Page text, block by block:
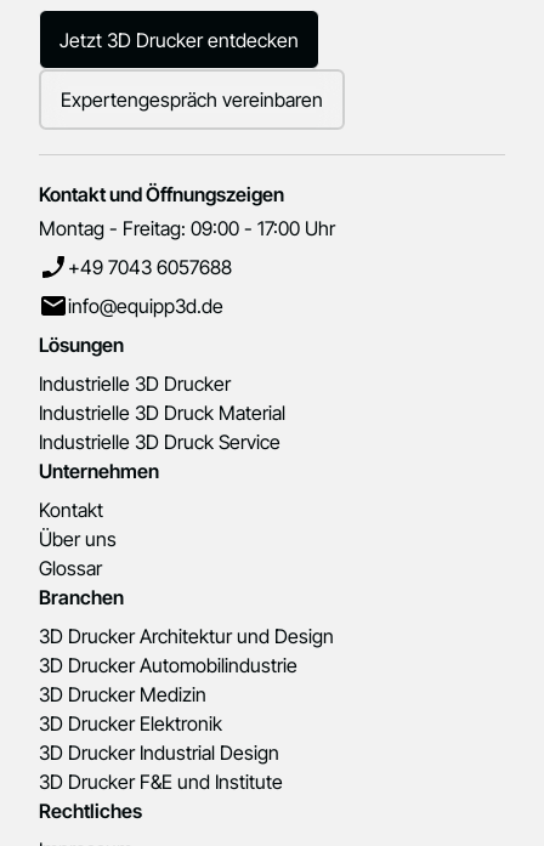
Jetzt 3D Drucker entdecken
Expertengespräch vereinbaren
Kontakt und Öffnungszeigen
Montag - Freitag: 09:00 - 17:00 Uhr
+49 7043 6057688
info@equipp3d.de
Lösungen
Industrielle 3D Drucker
Industrielle 3D Druck Material
Industrielle 3D Druck Service
Unternehmen
Kontakt
Über uns
Glossar
Branchen
3D Drucker Architektur und Design
3D Drucker Automobilindustrie
3D Drucker Medizin
3D Drucker Elektronik
3D Drucker Industrial Design
3D Drucker F&E und Institute
Rechtliches